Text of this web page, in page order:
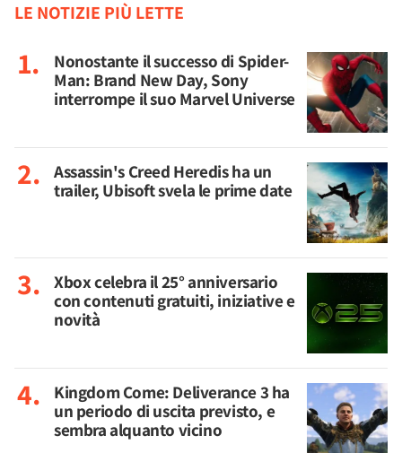
LE NOTIZIE PIÙ LETTE
Nonostante il successo di Spider-
Man: Brand New Day, Sony
interrompe il suo Marvel Universe
Assassin's Creed Heredis ha un
trailer, Ubisoft svela le prime date
Xbox celebra il 25° anniversario
con contenuti gratuiti, iniziative e
novità
Kingdom Come: Deliverance 3 ha
un periodo di uscita previsto, e
sembra alquanto vicino